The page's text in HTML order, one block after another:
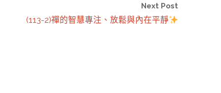
Next Post
(113-2)禪的智慧專注、放鬆與內在平靜